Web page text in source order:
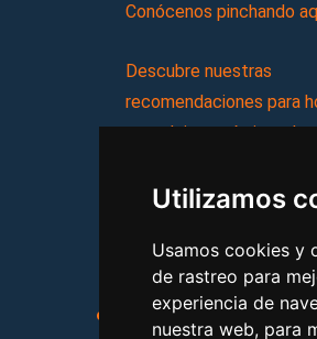
Utilizamos
Usamos cookies y
de rastreo para
experiencia de
nuestra web, para
Conócenos pinchando
Descubre nuestras
recomendaciones para
complejos turísticos,
viajes, y mucho más!
MI AGENCIA
Aviso legal